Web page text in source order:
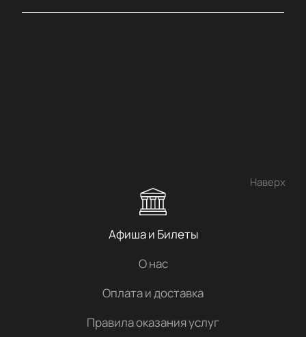
Наверх
Афиша и Билеты
О нас
Оплата и доставка
Правила оказания услуг